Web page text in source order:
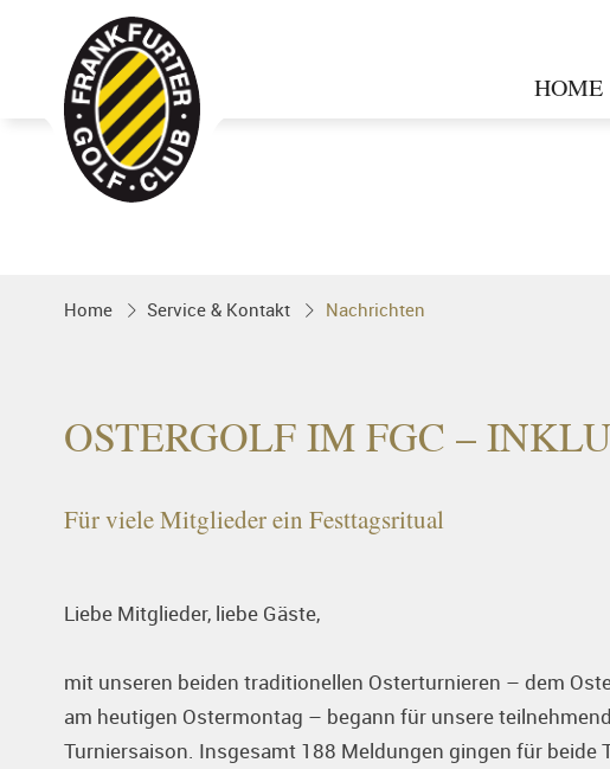
HOME
Golfgenuss und Spitzensport mitten in
FRANKFURT
Home Service & Kontakt Nachrichten
OSTERGOLF IM FGC –
Für viele Mitglieder ein Festtagsritual
Liebe Mitglieder, liebe Gäste,
mit unseren beiden traditionellen Osterturnieren – dem
am heutigen Ostermontag – begann für unsere
Turniersaison. Insgesamt 188 Meldungen gingen für beide